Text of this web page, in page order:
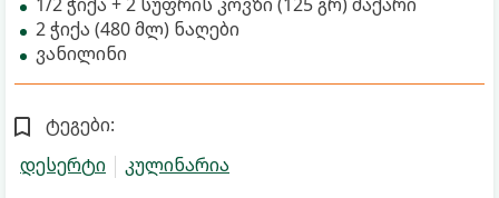
2 ჭიქა (480 მლ) ნაღები
ვანილინი
ტეგები:
დესერტი
კულინარია